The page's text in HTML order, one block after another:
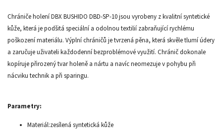
Chrániče holení DBX BUSHIDO DBD-SP-10 jsou vyrobeny z kvalitní syntetické
kůže, která je podšitá speciální a odolnou textilií zabraňující rychlému
poškození materiálu. Výplní chráničů je tvrzená pěna, která skvěle tlumí údery
a zaručuje uživateli každodenní bezproblémové využití. Chránič dokonale
kopíruje přirozený tvar holeně a nártu a navíc neomezuje v pohybu při
nácviku technik a při sparingu.
Parametry:
Materiál:zesílená syntetická kůže